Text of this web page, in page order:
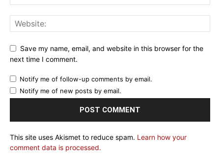
Save my name, email, and website in this browser for the
next time I comment.
Notify me of follow-up comments by email.
Notify me of new posts by email.
This site uses Akismet to reduce spam. Learn how your
comment data is processed.